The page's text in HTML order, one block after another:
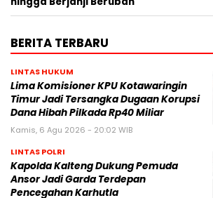
BERITA TERBARU
LINTAS HUKUM
Lima Komisioner KPU Kotawaringin
Timur Jadi Tersangka Dugaan Korupsi
Dana Hibah Pilkada Rp40 Miliar
Kamis, 6 Agu 2026 - 20:02 WIB
LINTAS POLRI
Kapolda Kalteng Dukung Pemuda
Ansor Jadi Garda Terdepan
Pencegahan Karhutla